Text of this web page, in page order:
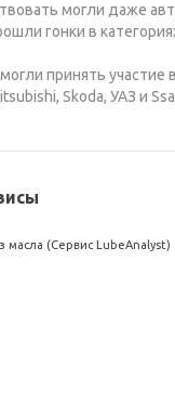
могли даже
гонки в
принять
Skoda, УАЗ и
масла (Сервис LubeAnalyst)